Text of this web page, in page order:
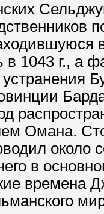
в 1043 г., а
Омана.
в
времена